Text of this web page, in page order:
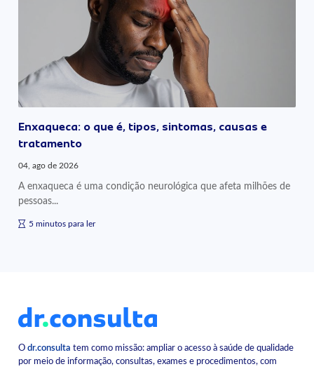
Enxaqueca: o que é, tipos, sintomas, causas e
tratamento
04, ago de 2026
A enxaqueca é uma condição neurológica que afeta milhões de
pessoas...
5 minutos para ler
Odr.consulta tem como missão: ampliar o acesso à saúde de qualidade
por meio de informação, consultas, exames e procedimentos, com